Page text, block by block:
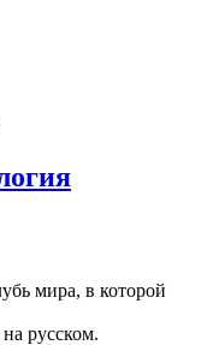
мира, в которой
русском.